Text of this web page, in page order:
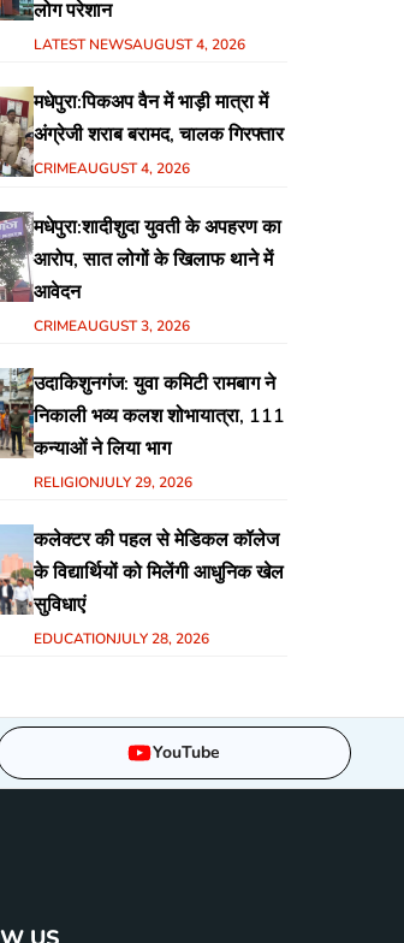
लोग परेशान
LATEST NEWSAUGUST 4, 2026
मधेपुरा:पिकअप वैन में भाड़ी मात्रा में
अंग्रेजी शराब बरामद, चालक गिरफ्तार
CRIMEAUGUST 4, 2026
मधेपुरा:शादीशुदा युवती के अपहरण का
आरोप, सात लोगों के खिलाफ थाने में
आवेदन
CRIMEAUGUST 3, 2026
उदाकिशुनगंज: युवा कमिटी रामबाग ने
निकाली भव्य कलश शोभायात्रा, 111
कन्याओं ने लिया भाग
RELIGIONJULY 29, 2026
कलेक्टर की पहल से मेडिकल कॉलेज
के विद्यार्थियों को मिलेंगी आधुनिक खेल
सुविधाएं
EDUCATIONJULY 28, 2026
YouTube